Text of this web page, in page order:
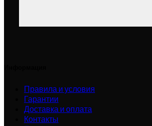
Правила и условия
Гарантии
Доставка и оплата
Контакты